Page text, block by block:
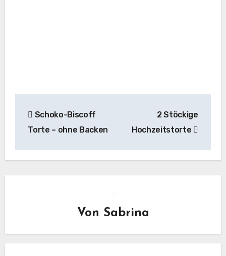
Schoko-Biscoff
Torte – ohne Backen
2 Stöckige
Hochzeitstorte
Von Sabrina